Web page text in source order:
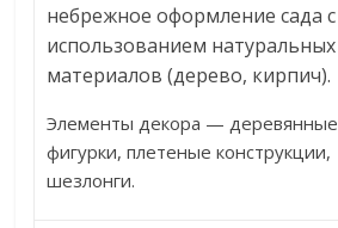
небрежное оформление сада с
использованием натуральных
материалов (дерево, кирпич).
Элементы декора — деревянные
фигурки, плетеные конструкции,
шезлонги.